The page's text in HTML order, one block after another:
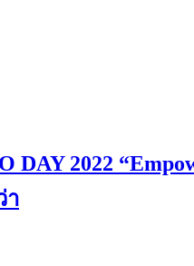
DAY 2022
า